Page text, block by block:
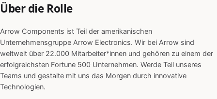
Über die Rolle
Arrow Components ist Teil der amerikanischen
Unternehmensgruppe Arrow Electronics. Wir bei Arrow sind
weltweit über 22.000 Mitarbeiter*innen und gehören zu einem der
erfolgreichsten Fortune 500 Unternehmen. Werde Teil unseres
Teams und gestalte mit uns das Morgen durch innovative
Technologien.